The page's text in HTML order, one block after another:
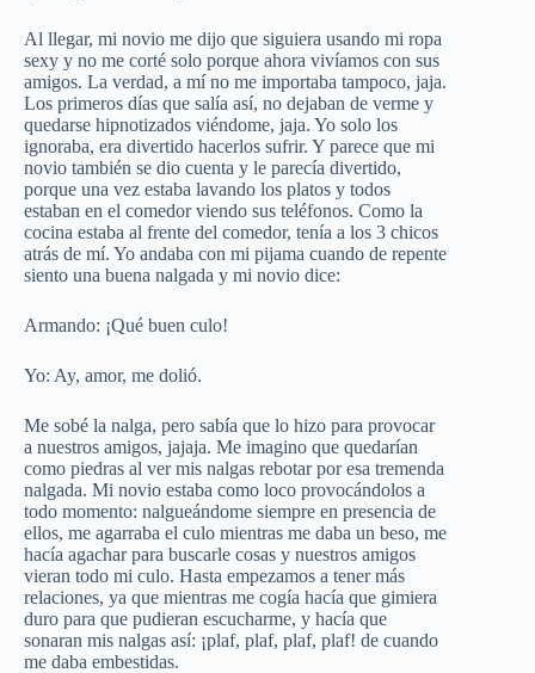
Al llegar, mi novio me dijo que siguiera usando mi ropa
sexy y no me corté solo porque ahora vivíamos con sus
amigos. La verdad, a mí no me importaba tampoco, jaja.
Los primeros días que salía así, no dejaban de verme y
quedarse hipnotizados viéndome, jaja. Yo solo los
ignoraba, era divertido hacerlos sufrir. Y parece que mi
novio también se dio cuenta y le parecía divertido,
porque una vez estaba lavando los platos y todos
estaban en el comedor viendo sus teléfonos. Como la
cocina estaba al frente del comedor, tenía a los 3 chicos
atrás de mí. Yo andaba con mi pijama cuando de repente
siento una buena nalgada y mi novio dice:
Armando: ¡Qué buen culo!
Yo: Ay, amor, me dolió.
Me sobé la nalga, pero sabía que lo hizo para provocar
a nuestros amigos, jajaja. Me imagino que quedarían
como piedras al ver mis nalgas rebotar por esa tremenda
nalgada. Mi novio estaba como loco provocándolos a
todo momento: nalgueándome siempre en presencia de
ellos, me agarraba el culo mientras me daba un beso, me
hacía agachar para buscarle cosas y nuestros amigos
vieran todo mi culo. Hasta empezamos a tener más
relaciones, ya que mientras me cogía hacía que gimiera
duro para que pudieran escucharme, y hacía que
sonaran mis nalgas así: ¡plaf, plaf, plaf, plaf! de cuando
me daba embestidas.